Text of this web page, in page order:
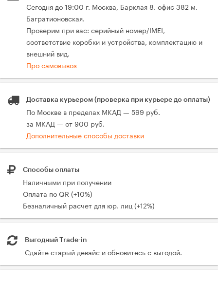
Сегодня до 19:00 г. Москва, Барклая 8. офис 382 м.
Багратионовская.
Проверим при вас: серийный номер/IMEI,
соответствие коробки и устройства, комплектацию и
внешний вид.
Про самовывоз
Доставка курьером (проверка при курьере до оплаты)
По Москве в пределах МКАД — 599 руб.
за МКАД — от 900 руб.
Дополнительные способы доставки
Способы оплаты
Наличными при получении
Оплата по QR (+10%)
Безналичный расчет для юр. лиц (+12%)
Выгодный Trade-in
Сдайте старый девайс и обновитесь с выгодой.